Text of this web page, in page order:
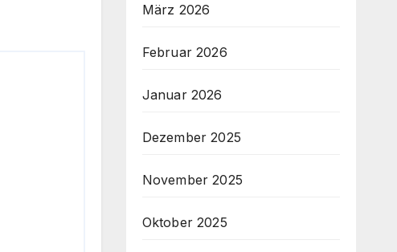
März 2026
Februar 2026
Januar 2026
Dezember 2025
November 2025
Oktober 2025